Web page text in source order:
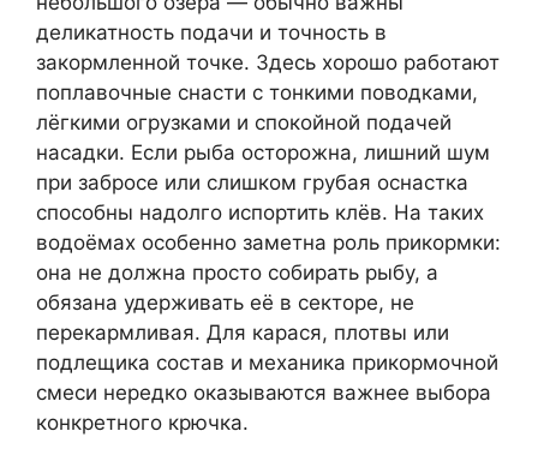
деликатность подачи и точность в
закормленной точке. Здесь хорошо работают
поплавочные снасти с тонкими поводками,
лёгкими огрузками и спокойной подачей
насадки. Если рыба осторожна, лишний шум
при забросе или слишком грубая оснастка
способны надолго испортить клёв. На таких
водоёмах особенно заметна роль прикормки:
она не должна просто собирать рыбу, а
обязана удерживать её в секторе, не
перекармливая. Для карася, плотвы или
подлещика состав и механика прикормочной
смеси нередко оказываются важнее выбора
конкретного крючка.